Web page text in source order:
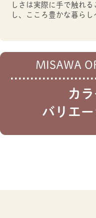
しさは実際に手で触れ
し、こころ豊かな暮らし
MISAWA
カ
バリエ